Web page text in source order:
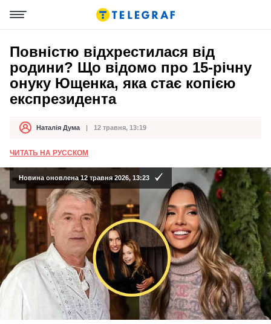
Повністю відхрестилася від
родини? Що відомо про 15-річну
онуку Ющенка, яка стає копією
експрезидента
АвторНаталія Дума
Дата публікації 12 травня, 13:19
ЧИТАТЬ НА РУССКОМ
Новина оновлена 12 травня 2026, 13:23